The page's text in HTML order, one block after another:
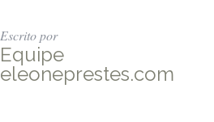
Escrito por
Equipe
eleoneprestes.com